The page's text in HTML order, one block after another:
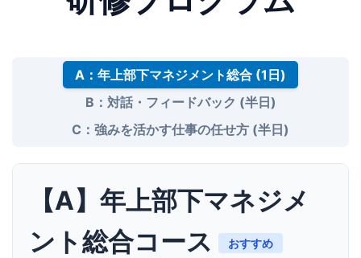
A：年上部下マネジメント総合 (1日)
B：対話・フィードバック (半日)
C：強みを活かす仕事の任せ方 (半日)
【A】年上部下マネジメ
ント総合コース
おすすめ